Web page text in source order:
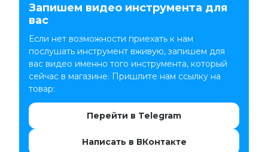
Запишем видео инструмента для
вас
Если нет возможности приехать к нам
послушать инструмент вживую, запишем для
вас видео именно того инструмента, который
сейчас в магазине. Пришлите нам ссылку на
товар:
Перейти в Telegram
Написать в ВКонтакте